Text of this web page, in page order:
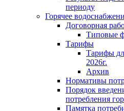
периоду
Горячее
Договорная
Типовые
Тарифы
Тарифы
2026г.
Архив
Нормативы
Порядок
потребления
Памятка